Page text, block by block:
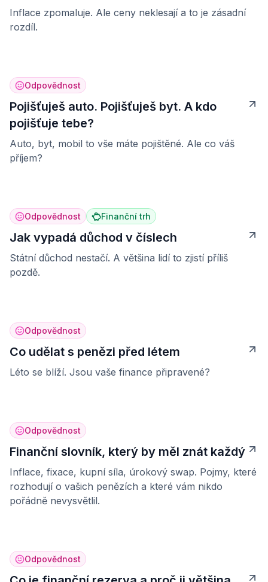
Inflace zpomaluje. Ale ceny neklesají a to je zásadní
rozdíl.
Odpovědnost
Pojišťuješ auto. Pojišťuješ byt. A kdo
pojišťuje tebe?
Auto, byt, mobil to vše máte pojištěné. Ale co váš
příjem?
Odpovědnost Finanční trh
Jak vypadá důchod v číslech
Státní důchod nestačí. A většina lidí to zjistí příliš
pozdě.
Odpovědnost
Co udělat s penězi před létem
Léto se blíží. Jsou vaše finance připravené?
Odpovědnost
Finanční slovník, který by měl znát každý
Inflace, fixace, kupní síla, úrokový swap. Pojmy, které
rozhodují o vašich penězích a které vám nikdo
pořádně nevysvětlil.
Odpovědnost